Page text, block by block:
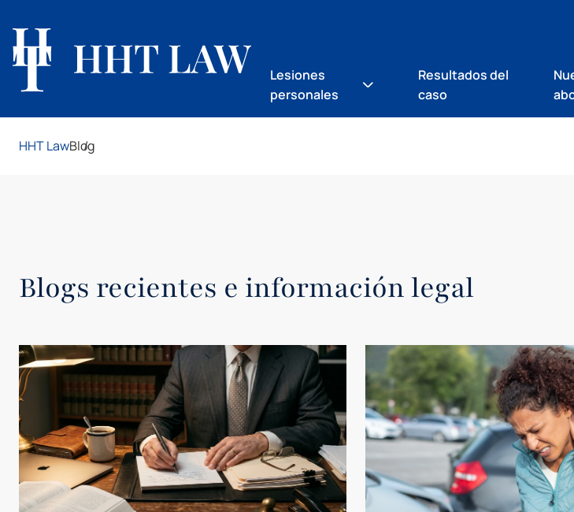
Lesiones
personales
Resultados del
caso
HHT LawBlog
Blogs recientes e información legal